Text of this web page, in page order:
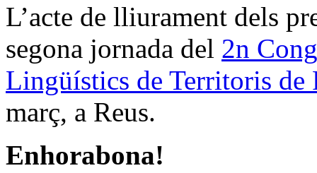
L’acte de lliurament dels
segona jornada del 2n
Lingüístics de Territoris de
març, a Reus.
Enhorabona!